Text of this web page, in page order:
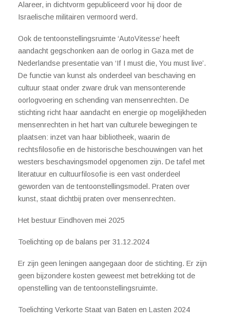
Alareer, in dichtvorm gepubliceerd voor hij door de
Israelische militairen vermoord werd.
Ook de tentoonstellingsruimte ‘AutoVitesse’ heeft
aandacht gegschonken aan de oorlog in Gaza met de
Nederlandse presentatie van ‘If I must die, You must live’.
De functie van kunst als onderdeel van beschaving en
cultuur staat onder zware druk van mensonterende
oorlogvoering en schending van mensenrechten. De
stichting richt haar aandacht en energie op mogelijkheden
mensenrechten in het hart van culturele bewegingen te
plaatsen: inzet van haar bibliotheek, waarin de
rechtsfilosofie en de historische beschouwingen van het
westers beschavingsmodel opgenomen zijn. De tafel met
literatuur en cultuurfilosofie is een vast onderdeel
geworden van de tentoonstellingsmodel. Praten over
kunst, staat dichtbij praten over mensenrechten.
Het bestuur Eindhoven mei 2025
Toelichting op de balans per 31.12.2024
Er zijn geen leningen aangegaan door de stichting. Er zijn
geen bijzondere kosten geweest met betrekking tot de
openstelling van de tentoonstellingsruimte.
Toelichting Verkorte Staat van Baten en Lasten 2024